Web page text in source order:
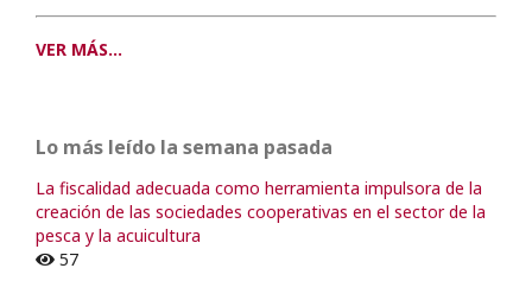
VER MÁS...
Lo más leído la semana pasada
La fiscalidad adecuada como herramienta impulsora de la
creación de las sociedades cooperativas en el sector de la
pesca y la acuicultura
57